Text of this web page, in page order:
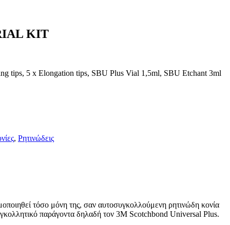
KIT
tips, 5 x Elongation tips, SBU Plus Vial 1,5ml, SBU Etchant 3ml
, Ρητινώδεις
τόσο μόνη της, σαν αυτοσυγκολλούμενη ρητινώδη κονία
παράγοντα δηλαδή τον 3M Scotchbond Universal Plus.